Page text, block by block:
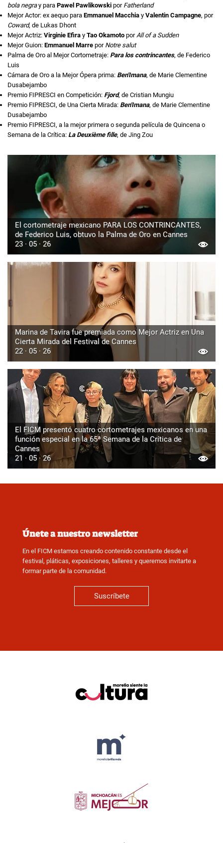
bola negray para Pawel Pawlikowski por Fatherland
Mejor Actor: ex aequo para Emmanuel Macchia y Valentin Campagne, por
Coward, de Lukas Dhont
Mejor Actriz: Virginie Efira y Tao Okamoto porAll of a Sudden
Mejor Guion: Emmanuel Marre por Notre salut
Palma de Oro al Mejor Cortometraje: Para los contrincantes, de Federico
Luis
Cámara de Oro a la Mejor Ópera prima: Ben'Imana, de Marie Clementine
Dusabejambo
Premio FIPRESCI en Competición: Fjord, de Cristian Mungiu
Premio FIPRESCI, de Una Cierta Mirada: Ben'Imana, de Marie Clementine
Dusabejambo
Premio FIPRESCI, a la mejor primera o segunda película de Quincena o
Semana de la Crítica: La Deuxième fille, de Jing Zou
El cortometraje mexicano PARA LOS CONTRINCANTES,
de Federico Luis, obtuvo la Palma de Oro en Cannes
23 · 05 · 26
Marina de Tavira fue premiada como Mejor Actriz en Una
Cierta Mirada del Festival de Cannes
22 · 05 · 26
El FICM presentó cuatro cortometrajes mexicanos en una
función especial en la 65ª Semana de la Crítica de
Cannes
21 · 05 · 26
Únete a nuestro newsletter
En el FICM estamos creando contenido constante desde el
festival, pláticas, exposiciones, talleres y queremos invitarte a
formar parte de la comunidad.
Suscríbete